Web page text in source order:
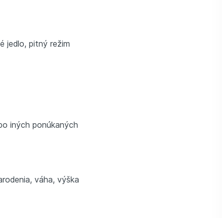
jedlo, pitný režim
iných ponúkaných
váha, výška